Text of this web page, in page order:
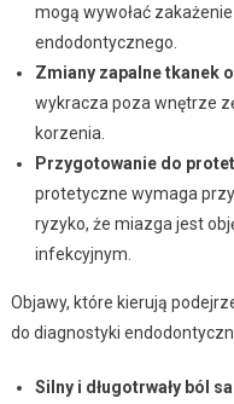
mogą wywołać
endodontycznego.
Zmiany zapalne tkanek
wykracza poza wnętrze
korzenia.
Przygotowanie do
protetyczne wymaga
ryzyko, że miazga jest
infekcyjnym.
Objawy, które kierują
do diagnostyki
Silny i długotrwały ból